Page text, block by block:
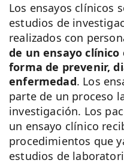
Los ensayos clínicos
estudios de
realizados con
de un ensayo
forma de prevenir,
enfermedad. Los
parte de un proceso
investigación. Los
un ensayo clínico
procedimientos que
estudios de